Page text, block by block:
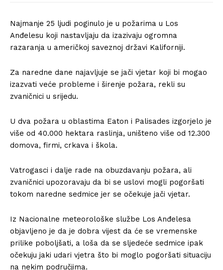
Najmanje 25 ljudi poginulo je u požarima u Los
Anđelesu koji nastavljaju da izazivaju ogromna
razaranja u američkoj saveznoj državi Kaliforniji.
Za naredne dane najavljuje se jači vjetar koji bi mogao
izazvati veće probleme i širenje požara, rekli su
zvaničnici u srijedu.
U dva požara u oblastima Eaton i Palisades izgorjelo je
više od 40.000 hektara raslinja, uništeno više od 12.300
domova, firmi, crkava i škola.
Vatrogasci i dalje rade na obuzdavanju požara, ali
zvaničnici upozoravaju da bi se uslovi mogli pogoršati
tokom naredne sedmice jer se očekuje jači vjetar.
Iz Nacionalne meteorološke službe Los Anđelesa
objavljeno je da je dobra vijest da će se vremenske
prilike poboljšati, a loša da se sljedeće sedmice ipak
očekuju jaki udari vjetra što bi moglo pogoršati situaciju
na nekim područjima.